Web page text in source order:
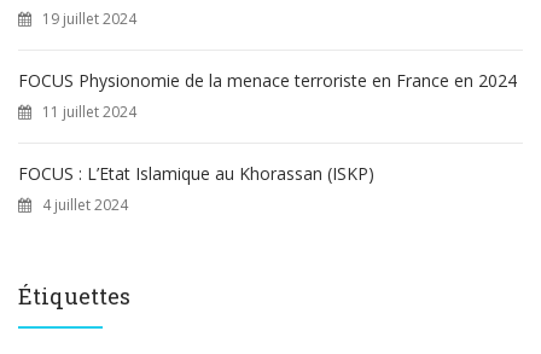
19 juillet 2024
FOCUS Physionomie de la menace terroriste en France en 2024
11 juillet 2024
FOCUS : L’Etat Islamique au Khorassan (ISKP)
4 juillet 2024
Étiquettes